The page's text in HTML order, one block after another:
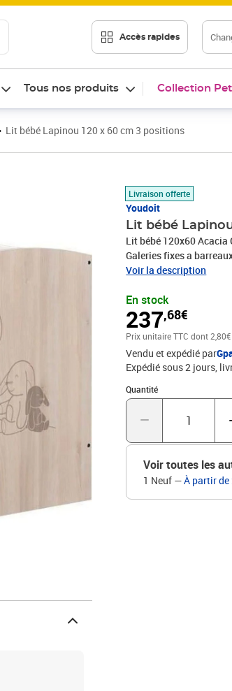
Accès rapides
Tous nos produits Collection
Lit bébé Lapinou 120 x 60 cm 3 positions
Livraison offerte
Youdoit
Lit bébé
Lit bébé 120x60 Acacia
Galeries fixes a
positions - Garanti
fournis.
Voir la description
En stock
237,68€
Prix 237,68€
Prix unitaire TTCdont
Vendu et expédié par
Expédié sous 2 jours
Quantité
Quantité : 1
Voir toutes les
1 Neuf —À partir de